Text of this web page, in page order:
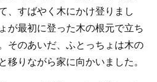
、すばやく木にかけ登りまし
が最初に登った木の根元で立ち
そのあいだ、ふとっちょは木の
移りながら家に向かいました。